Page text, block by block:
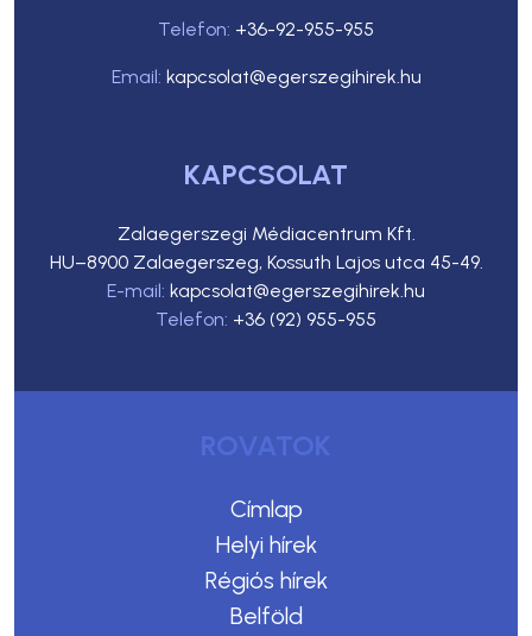
Telefon: +36-92-955-955
Email: kapcsolat@egerszegihirek.hu
KAPCSOLAT
Zalaegerszegi Médiacentrum Kft.
HU–8900 Zalaegerszeg, Kossuth Lajos utca 45-49.
E-mail: kapcsolat@egerszegihirek.hu
Telefon: +36 (92) 955-955
ROVATOK
Címlap
Helyi hírek
Régiós hírek
Belföld